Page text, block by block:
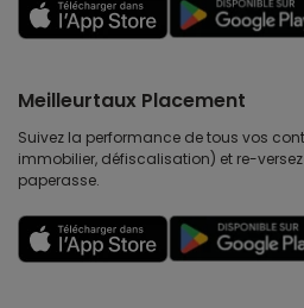
Meilleurtaux Placement
Suivez la performance de tous vos
immobilier, défiscalisation) et re-
paperasse.